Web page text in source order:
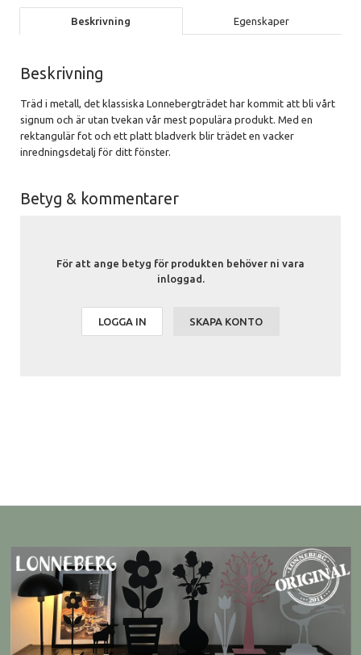
Beskrivning Egenskaper
Beskrivning
Träd i metall, det klassiska Lonnebergträdet har kommit att bli vårt
signum och är utan tvekan vår mest populära produkt. Med en
rektangulär fot och ett platt bladverk blir trädet en vacker
inredningsdetalj för ditt fönster.
Betyg & kommentarer
För att ange betyg för produkten behöver ni vara
inloggad.
LOGGA IN SKAPA KONTO